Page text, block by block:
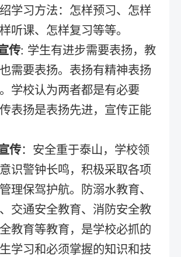
学习方法：怎样预习、怎样
听课、怎样复习等等。
传: 学生有进步需要表扬，教
需要表扬。表扬有精神表扬
学校认为两者都是有必要
表扬是表扬先进，宣传正能
传：安全重于泰山，学校领
识警钟长鸣，积极采取各项
理保驾护航。防溺水教育、
交通安全教育、消防安全教
教育等教育，是学校必抓的
学习和必须掌握的知识和技